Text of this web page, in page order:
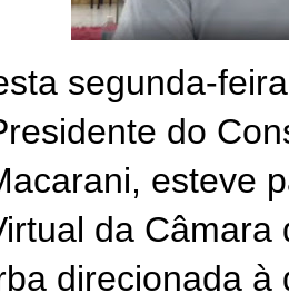
segunda-
do
esteve
da
direcionada à